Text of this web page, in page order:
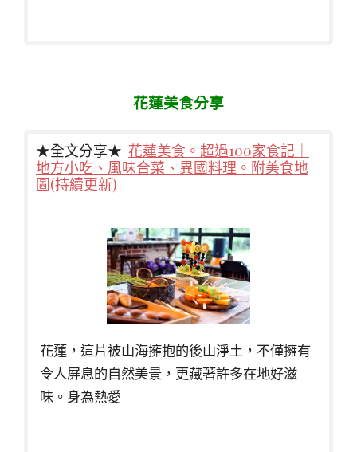
花蓮美食分享
★全文分享★ 花蓮美食。超過100家食記｜
地方小吃、風味合菜、異國料理。附美食地
圖(持續更新)
花蓮，這片被山海擁抱的後山淨土，不僅擁有
令人屏息的自然美景，更藏著許多在地好滋
味。身為熱愛